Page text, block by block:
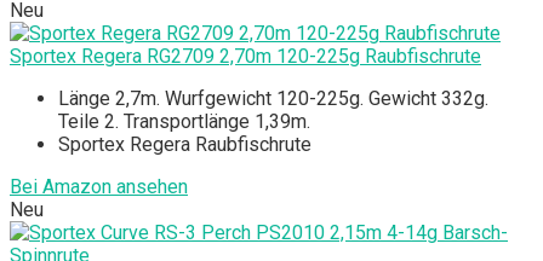
Neu
Sportex Regera RG2709 2,70m 120-225g Raubfischrute
Länge 2,7m. Wurfgewicht 120-225g. Gewicht 332g.
Teile 2. Transportlänge 1,39m.
Sportex Regera Raubfischrute
Bei Amazon ansehen
Neu